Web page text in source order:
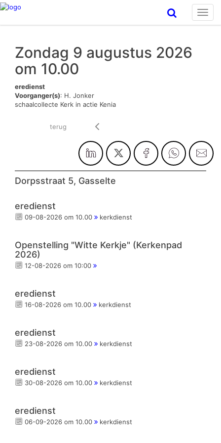
Zondag 9 augustus 2026
om 10.00
eredienst
Voorganger(s): H. Jonker
schaalcollecte Kerk in actie Kenia
terug
Dorpsstraat 5, Gasselte
eredienst
09-08-2026 om 10.00 kerkdienst
Openstelling "Witte Kerkje" (Kerkenpad
2026)
12-08-2026 om 10:00
eredienst
16-08-2026 om 10.00 kerkdienst
eredienst
23-08-2026 om 10.00 kerkdienst
eredienst
30-08-2026 om 10.00 kerkdienst
eredienst
06-09-2026 om 10.00 kerkdienst